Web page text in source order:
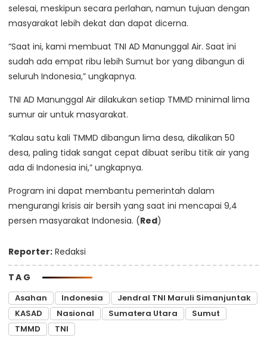
selesai, meskipun secara perlahan, namun tujuan dengan
masyarakat lebih dekat dan dapat dicerna.
“Saat ini, kami membuat TNI AD Manunggal Air. Saat ini
sudah ada empat ribu lebih Sumut bor yang dibangun di
seluruh Indonesia,” ungkapnya.
TNI AD Manunggal Air dilakukan setiap TMMD minimal lima
sumur air untuk masyarakat.
“Kalau satu kali TMMD dibangun lima desa, dikalikan 50
desa, paling tidak sangat cepat dibuat seribu titik air yang
ada di Indonesia ini,” ungkapnya.
Program ini dapat membantu pemerintah dalam
mengurangi krisis air bersih yang saat ini mencapai 9,4
persen masyarakat Indonesia. (Red)
Reporter: Redaksi
TAG
Asahan Indonesia
Jendral TNI Maruli Simanjuntak
KASAD
Nasional Sumatera Utara
Sumut
TMMD
TNI